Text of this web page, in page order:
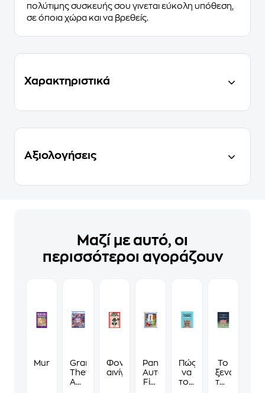
πολύτιμης συσκευής σου γινεται εύκολη υπόθεση,
σε όποια χώρα και να βρεθείς.
Χαρακτηριστικά
Αξιολογήσεις
Μαζί με αυτό, οι
περισσότεροι αγοράζουν
MurdokuGrand
Theft
Auto
Φονικά
αινίγματα
Panini
Αυτοκόλλητα
Fifa
Πώς
να
τους
Το
ξενοδοχείο
των